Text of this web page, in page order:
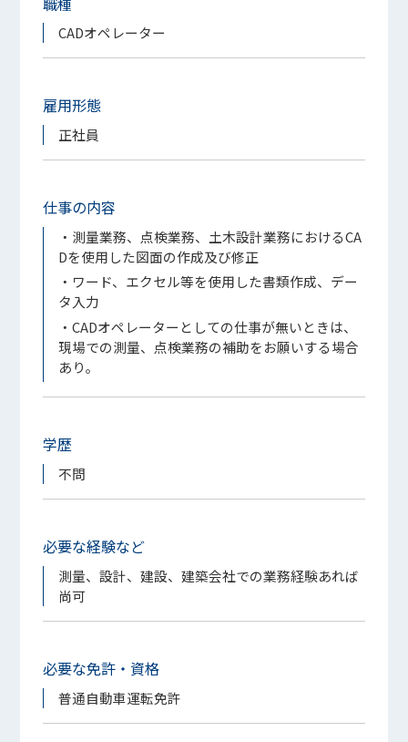
CADオペレーター
雇用形態
正社員
仕事の内容
・測量業務、点検業務、土木設計業務におけるCA
Dを使用した図面の作成及び修正
・ワード、エクセル等を使用した書類作成、デー
タ入力
・CADオペレーターとしての仕事が無いときは、
現場での測量、点検業務の補助をお願いする場合
あり。
学歴
不問
必要な経験など
測量、設計、建設、建築会社での業務経験あれば
尚可
必要な免許・資格
普通自動車運転免許